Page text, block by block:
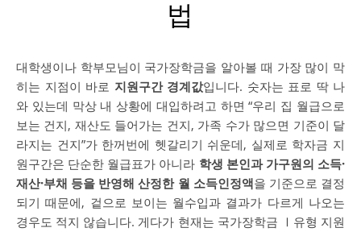
법
대학생이나 학부모님이 국가장학금을 알아볼 때 가장 많이 막
히는 지점이 바로 지원구간 경계값입니다. 숫자는 표로 딱 나
와 있는데 막상 내 상황에 대입하려고 하면 “우리 집 월급으로
보는 건지, 재산도 들어가는 건지, 가족 수가 많으면 기준이 달
라지는 건지”가 한꺼번에 헷갈리기 쉬운데, 실제로 학자금 지
원구간은 단순한 월급표가 아니라 학생 본인과 가구원의 소득·
재산·부채 등을 반영해 산정한 월 소득인정액을 기준으로 결정
되기 때문에, 겉으로 보이는 월수입과 결과가 다르게 나오는
경우도 적지 않습니다. 게다가 현재는 국가장학금 Ⅰ유형 지원